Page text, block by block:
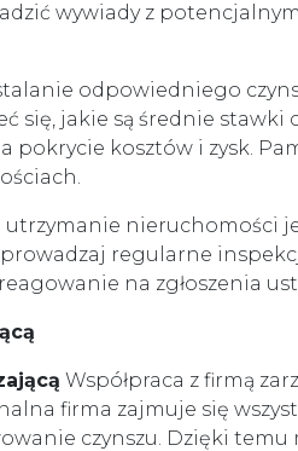
wywiady z
odpowiedniego
się, jakie są średnie stawki
pokrycie kosztów i zysk.
utrzymanie nieruchomości
regularne
na zgłoszenia
Współpraca z firmą
firma zajmuje się
czynszu. Dzięki temu